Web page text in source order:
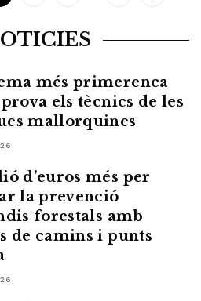
més primerenca
els tècnics de les
mallorquines
d’euros més per
la prevenció
forestals amb
de camins i punts